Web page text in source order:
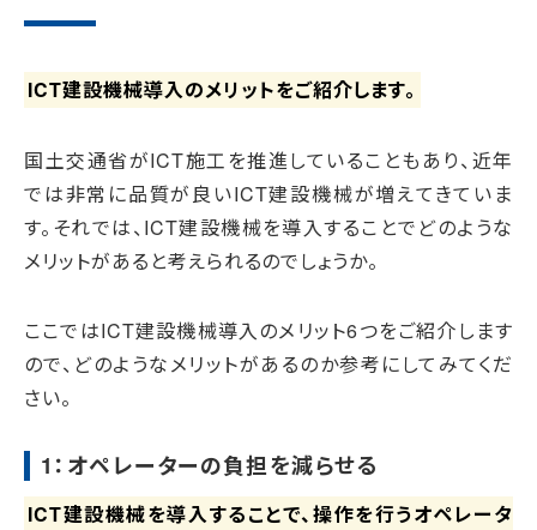
ICT建設機械導入のメリットをご紹介します。
国土交通省がICT施工を推進していることもあり、近年
では非常に品質が良いICT建設機械が増えてきていま
す。それでは、ICT建設機械を導入することでどのような
メリットがあると考えられるのでしょうか。
ここではICT建設機械導入のメリット6つをご紹介します
ので、どのようなメリットがあるのか参考にしてみてくだ
さい。
1：オペレーターの負担を減らせる
ICT建設機械を導入することで、操作を行うオペレータ